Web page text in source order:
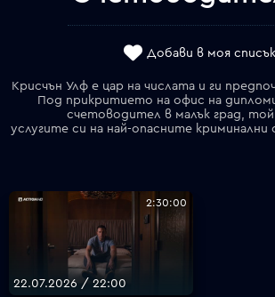
Добави в моя списък
Крисчън Улф е цар на числата и ги
Под прикритието на офис на
счетоводител в малък град, той
2:30:00
22.07.2026 / 22:00